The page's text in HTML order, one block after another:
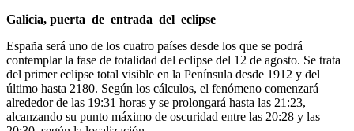
Galicia, puerta de entrada del eclipse
España será uno de los cuatro países desde los que se podrá
contemplar la fase de totalidad del eclipse del 12 de agosto. Se trata
del primer eclipse total visible en la Península desde 1912 y del
último hasta 2180. Según los cálculos, el fenómeno comenzará
alrededor de las 19:31 horas y se prolongará hasta las 21:23,
alcanzando su punto máximo de oscuridad entre las 20:28 y las